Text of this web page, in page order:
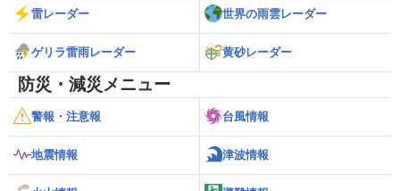
雷レーダー 世界の雨雲レーダー
ゲリラ雷雨レーダー 黄砂レーダー
防災・減災メニュー
警報・注意報 台風情報
地震情報 津波情報